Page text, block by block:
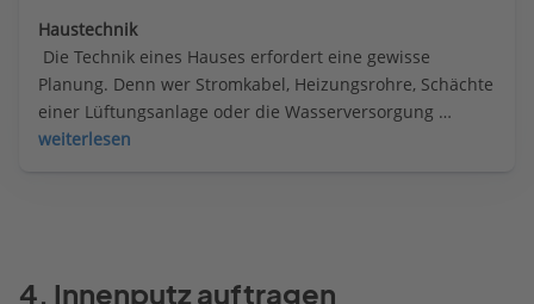
Haustechnik
Die Technik eines Hauses erfordert eine gewisse
Planung. Denn wer Stromkabel, Heizungsrohre, Schächte
einer Lüftungsanlage oder die Wasserversorgung
einfach drauflos baut, verkalkuliert sich schnell.
weiterlesen
4. Innenputz auftragen